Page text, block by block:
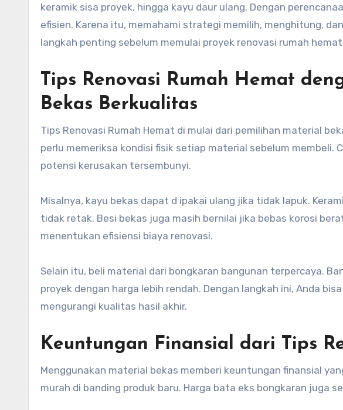
keramik sisa proyek, hingga kayu daur ulang. Dengan
efisien. Karena itu, memahami strategi memilih, menghitung,
langkah penting sebelum memulai proyek renovasi rumah
Tips Renovasi Rumah Hemat
Bekas Berkualitas
Tips Renovasi Rumah Hemat di mulai dari pemilihan material
perlu memeriksa kondisi fisik setiap material sebelum membeli.
potensi kerusakan tersembunyi.
Misalnya, kayu bekas dapat d ipakai ulang jika tidak lapuk.
tidak retak. Besi bekas juga masih bernilai jika bebas korosi
menentukan efisiensi biaya renovasi.
Selain itu, beli material dari bongkaran bangunan terpercaya.
proyek dengan harga lebih rendah. Dengan langkah ini, Anda
mengurangi kualitas hasil akhir.
Keuntungan Finansial dari Tips
Menggunakan material bekas memberi keuntungan finansial
murah di banding produk baru. Harga bata eks bongkaran juga